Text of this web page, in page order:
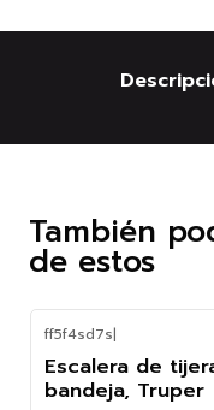
También
de estos
-11%
OFF
ff5f4sd7s|
Escalera de
bandeja, Truper